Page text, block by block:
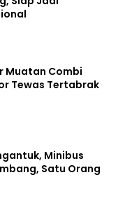
Muatan Combi
Tewas Tertabrak
Minibus
Satu Orang